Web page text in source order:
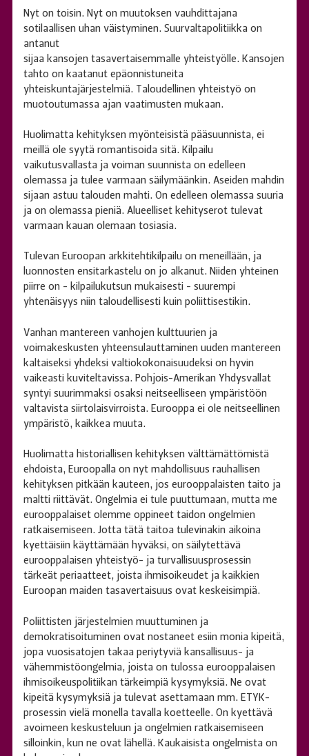
Nyt on toisin. Nyt on muutoksen vauhdittajana
sotilaallisen uhan väistyminen. Suurvaltapolitiikka on
antanut
sijaa kansojen tasavertaisemmalle yhteistyölle. Kansojen
tahto on kaatanut epäonnistuneita
yhteiskuntajärjestelmiä. Taloudellinen yhteistyö on
muotoutumassa ajan vaatimusten mukaan.
Huolimatta kehityksen myönteisistä pääsuunnista, ei
meillä ole syytä romantisoida sitä. Kilpailu
vaikutusvallasta ja voiman suunnista on edelleen
olemassa ja tulee varmaan säilymäänkin. Aseiden mahdin
sijaan astuu talouden mahti. On edelleen olemassa suuria
ja on olemassa pieniä. Alueelliset kehityserot tulevat
varmaan kauan olemaan tosiasia.
Tulevan Euroopan arkkitehtikilpailu on meneillään, ja
luonnosten ensitarkastelu on jo alkanut. Niiden yhteinen
piirre on - kilpailukutsun mukaisesti - suurempi
yhtenäisyys niin taloudellisesti kuin poliittisestikin.
Vanhan mantereen vanhojen kulttuurien ja
voimakeskusten yhteensulauttaminen uuden mantereen
kaltaiseksi yhdeksi valtiokokonaisuudeksi on hyvin
vaikeasti kuviteltavissa. Pohjois-Amerikan Yhdysvallat
syntyi suurimmaksi osaksi neitseelliseen ympäristöön
valtavista siirtolaisvirroista. Eurooppa ei ole neitseellinen
ympäristö, kaikkea muuta.
Huolimatta historiallisen kehityksen välttämättömistä
ehdoista, Euroopalla on nyt mahdollisuus rauhallisen
kehityksen pitkään kauteen, jos eurooppalaisten taito ja
maltti riittävät. Ongelmia ei tule puuttumaan, mutta me
eurooppalaiset olemme oppineet taidon ongelmien
ratkaisemiseen. Jotta tätä taitoa tulevinakin aikoina
kyettäisiin käyttämään hyväksi, on säilytettävä
eurooppalaisen yhteistyö- ja turvallisuusprosessin
tärkeät periaatteet, joista ihmisoikeudet ja kaikkien
Euroopan maiden tasavertaisuus ovat keskeisimpiä.
Poliittisten järjestelmien muuttuminen ja
demokratisoituminen ovat nostaneet esiin monia kipeitä,
jopa vuosisatojen takaa periytyviä kansallisuus- ja
vähemmistöongelmia, joista on tulossa eurooppalaisen
ihmisoikeuspolitiikan tärkeimpiä kysymyksiä. Ne ovat
kipeitä kysymyksiä ja tulevat asettamaan mm. ETYK-
prosessin vielä monella tavalla koetteelle. On kyettävä
avoimeen keskusteluun ja ongelmien ratkaisemiseen
silloinkin, kun ne ovat lähellä. Kaukaisista ongelmista on